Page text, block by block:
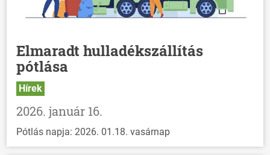
Elmaradt hulladékszállítás
pótlása
Hírek
2026. január 16.
Pótlás napja: 2026. 01.18. vasárnap